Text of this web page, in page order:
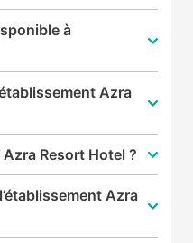
à
Azra
Resort Hotel ?
Azra